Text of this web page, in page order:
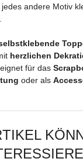
andere Motiv
herzlichen
für das
oder als